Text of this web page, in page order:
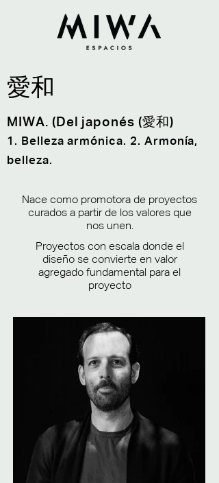
愛和
MIWA. (Del japonés (愛和)
1. Belleza armónica. 2. Armonía,
belleza.
Nace como promotora de proyectos
curados a partir de los valores que
nos unen.
Proyectos con escala donde el
diseño se convierte en valor
agregado fundamental para el
proyecto